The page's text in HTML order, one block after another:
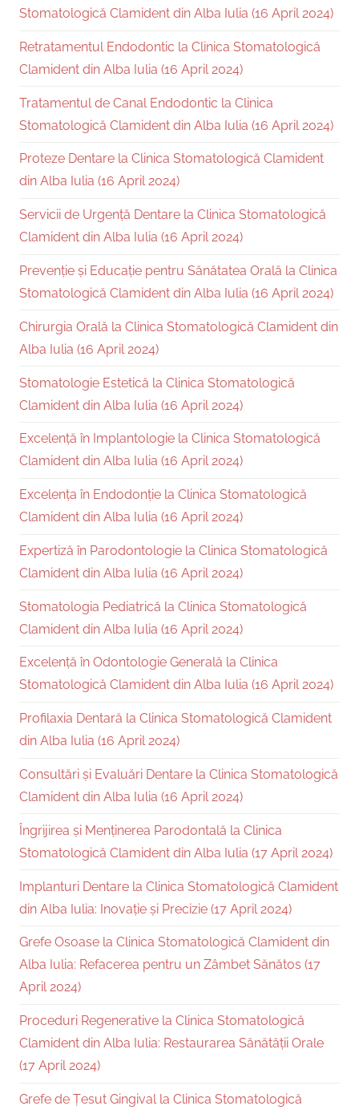
Stomatologică Clamident din Alba Iulia (16 April 2024)
Retratamentul Endodontic la Clinica Stomatologică
Clamident din Alba Iulia (16 April 2024)
Tratamentul de Canal Endodontic la Clinica
Stomatologică Clamident din Alba Iulia (16 April 2024)
Proteze Dentare la Clinica Stomatologică Clamident
din Alba Iulia (16 April 2024)
Servicii de Urgență Dentare la Clinica Stomatologică
Clamident din Alba Iulia (16 April 2024)
Prevenție și Educație pentru Sănătatea Orală la Clinica
Stomatologică Clamident din Alba Iulia (16 April 2024)
Chirurgia Orală la Clinica Stomatologică Clamident din
Alba Iulia (16 April 2024)
Stomatologie Estetică la Clinica Stomatologică
Clamident din Alba Iulia (16 April 2024)
Excelență în Implantologie la Clinica Stomatologică
Clamident din Alba Iulia (16 April 2024)
Excelența în Endodonție la Clinica Stomatologică
Clamident din Alba Iulia (16 April 2024)
Expertiză în Parodontologie la Clinica Stomatologică
Clamident din Alba Iulia (16 April 2024)
Stomatologia Pediatrică la Clinica Stomatologică
Clamident din Alba Iulia (16 April 2024)
Excelență în Odontologie Generală la Clinica
Stomatologică Clamident din Alba Iulia (16 April 2024)
Profilaxia Dentară la Clinica Stomatologică Clamident
din Alba Iulia (16 April 2024)
Consultări și Evaluări Dentare la Clinica Stomatologică
Clamident din Alba Iulia (16 April 2024)
Îngrijirea și Menținerea Parodontală la Clinica
Stomatologică Clamident din Alba Iulia (17 April 2024)
Implanturi Dentare la Clinica Stomatologică Clamident
din Alba Iulia: Inovație și Precizie (17 April 2024)
Grefe Osoase la Clinica Stomatologică Clamident din
Alba Iulia: Refacerea pentru un Zâmbet Sănătos (17
April 2024)
Proceduri Regenerative la Clinica Stomatologică
Clamident din Alba Iulia: Restaurarea Sănătății Orale
(17 April 2024)
Grefe de Țesut Gingival la Clinica Stomatologică